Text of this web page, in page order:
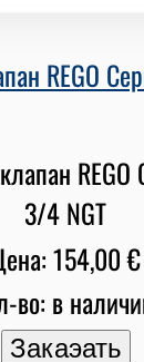
REGO
154,00 €
во: в